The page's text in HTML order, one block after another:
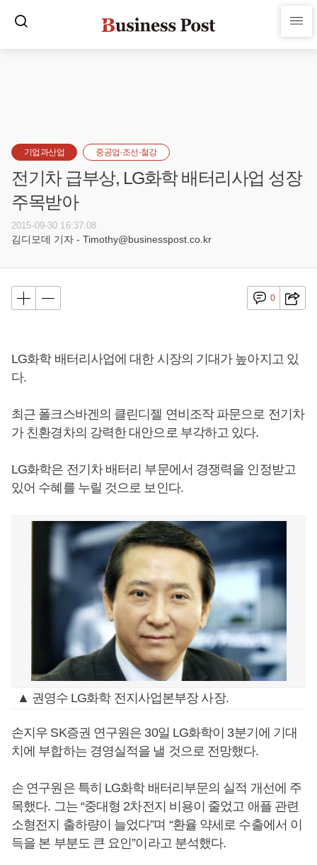
기업과산업 중공업·조선·철강
전기차 급부상, LG화학 배터리사업 성장
주목받아
2015-09-30 16:37:08
김디모데 기자 - Timothy@businesspost.co.kr
0
LG화학 배터리사업에 대한 시장의 기대가 높아지고 있
다.
최근 폴크스바겐의 클린디젤 연비조작 파문으로 전기차
가 친환경차의 강력한 대안으로 부각하고 있다.
LG화학은 전기차 배터리 부문에서 경쟁력을 인정받고
있어 수혜를 누릴 것으로 보인다.
▲ 권영수 LG화학 전지사업본부장 사장.
손지우 SK증권 연구원은 30일 LG화학이 3분기에 기대
치에 부합하는 경영실적을 낼 것으로 전망했다.
손 연구원은 특히 LG화학 배터리부문의 실적 개선에 주
목했다. 그는 “중대형 2차전지 비용이 줄었고 애플 관련
소형전지 출하량이 늘었다”며 “환율 약세로 수출에서 이
득을 본 부분도 큰 요인”이라고 분석했다.